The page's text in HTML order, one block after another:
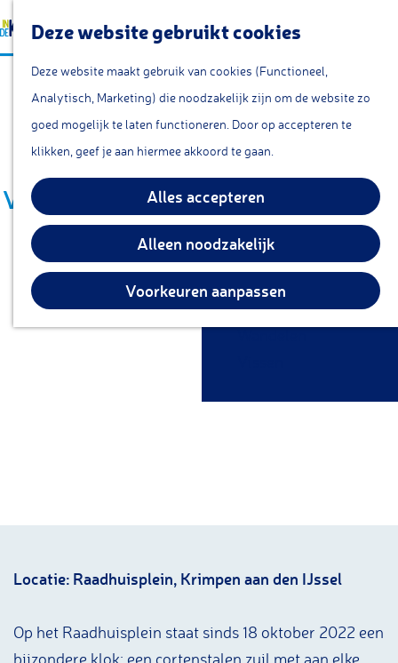
Deze website gebruikt cookies
Deze website maakt gebruik van cookies (Functioneel,
Analytisch, Marketing) die noodzakelijk zijn om de website zo
goed mogelijk te laten functioneren. Door op accepteren te
klikken, geef je aan hiermee akkoord te gaan.
Alles accepteren
Alleen noodzakelijk
Voorkeuren aanpassen
a
G
d
Z
e
k
e
n
e
n
u
Snacks
Cafe & Bar
Restaurants
Theetuin
IJs
Groepsarrangementen
Streekproducten
KOM DOEN
Fietsen
Vrijheidsklok
Vrijheid kent geen tijd & Wandeling
langs de struikelstenen
Locatie: Raadhuisplein, Krimpen aan den IJssel
Op het Raadhuisplein staat sinds 18 oktober 2022 een
bijzondere klok: een cortenstalen zuil met aan elke